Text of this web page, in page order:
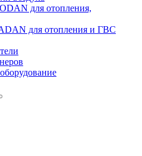
для отопления,
для отопления и ГВС